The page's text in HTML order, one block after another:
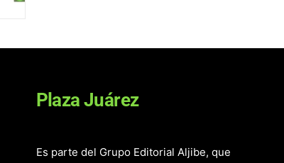
Plaza Juárez
Es parte del Grupo Editorial Aljibe, que